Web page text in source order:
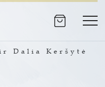
Dalia Keršytė